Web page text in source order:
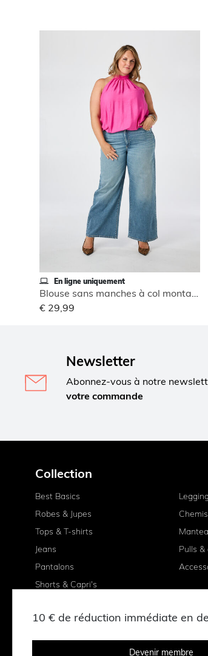
En ligne uniquement
Blouse sans manches à col montant
€ 29,99
Newsletter
Abonnez-vous à notre
votre commande
Collection
Best Basics
Robes & Jupes
Tops & T-shirts
Jeans
Pantalons
Shorts & Capri's
Pulls &
10 € de réduction immédiate en
Devenir membre